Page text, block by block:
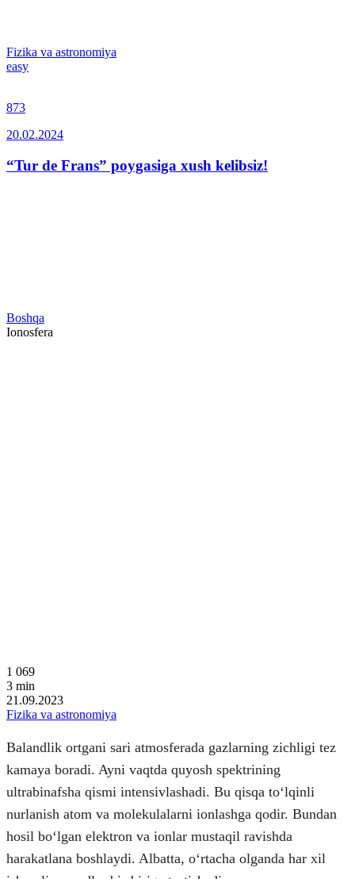
Fizika va astronomiya
easy
873
20.02.2024
“Tur de Frans” poygasiga xush kelibsiz!
Boshqa
Ionosfera
1 069
3 min
21.09.2023
Fizika va astronomiya
Balandlik ortgani sari atmosferada gazlarning zichligi tez
kamaya boradi. Ayni vaqtda quyosh spektrining
ultrabinafsha qismi intensivlashadi. Bu qisqa toʻlqinli
nurlanish atom va molekulalarni ionlashga qodir. Bundan
hosil boʻlgan elektron va ionlar mustaqil ravishda
harakatlana boshlaydi. Albatta, oʻrtacha olganda har xil